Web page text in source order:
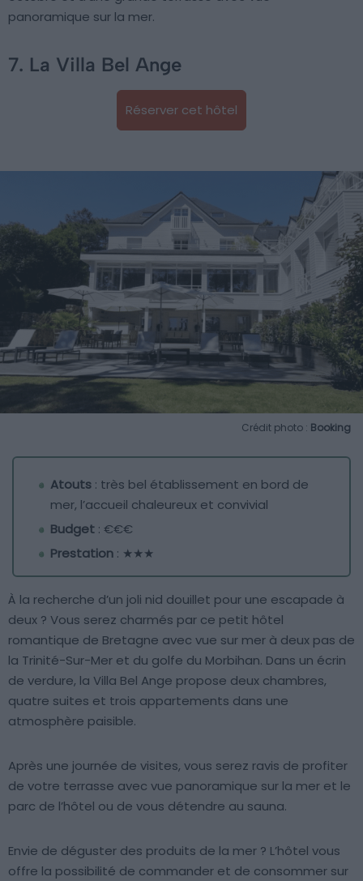
panoramique sur la mer.
7. La Villa Bel Ange
Réserver cet hôtel
Crédit photo : Booking
Atouts : très bel établissement en bord de
mer, l’accueil chaleureux et convivial
Budget : €€€
Prestation : ★★★
À la recherche d’un joli nid douillet pour une escapade à
deux ? Vous serez charmés par ce petit hôtel
romantique de Bretagne avec vue sur mer à deux pas de
la Trinité-Sur-Mer et du golfe du Morbihan. Dans un écrin
de verdure, la Villa Bel Ange propose deux chambres,
quatre suites et trois appartements dans une
atmosphère paisible.
Après une journée de visites, vous serez ravis de profiter
de votre terrasse avec vue panoramique sur la mer et le
parc de l’hôtel ou de vous détendre au sauna.
Envie de déguster des produits de la mer ? L’hôtel vous
offre la possibilité de commander et de consommer sur